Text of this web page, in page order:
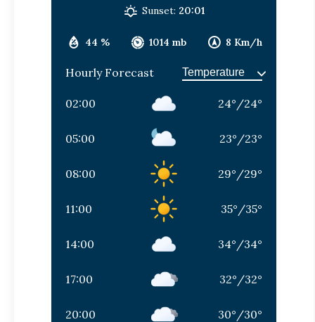
44 % 1014 mb 8 Km/h
Sunset: 20:01
Hourly Forecast
02:00 24° /24°
05:00 23° /23°
08:00 29° /29°
11:00 35° /35°
14:00 34° /34°
17:00 32° /32°
20:00 30° /30°